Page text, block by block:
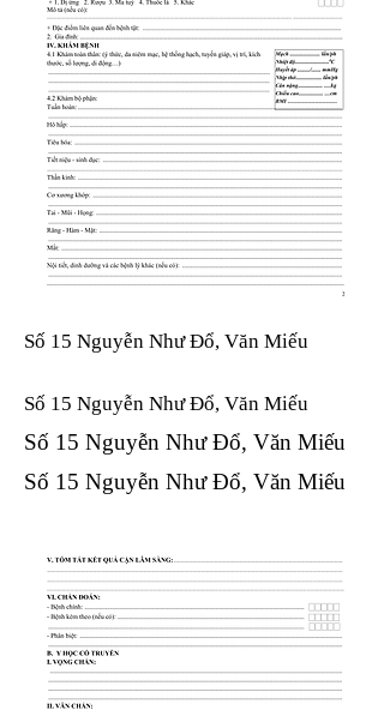
Số 15 Nguyễn Như Đổ, Văn Miếu
Số 15 Nguyễn Như Đổ, Văn Miếu​​​​
Số 15 Nguyễn Như Đổ, Văn Miếu​​​​
Số 15 Nguyễn Như Đổ, Văn Miếu​​​​